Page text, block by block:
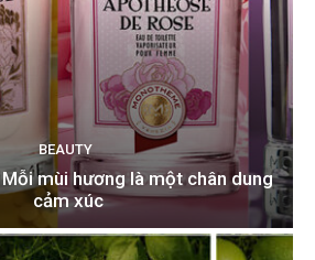
BEAUTY
mùi hương là một chân dung
cảm xúc